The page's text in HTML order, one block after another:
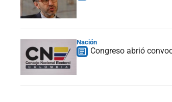
Nación
Congreso abrió